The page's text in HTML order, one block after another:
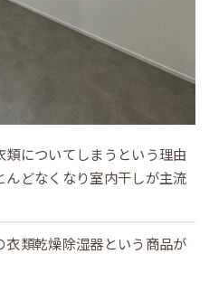
についてしまうという理由
どなくなり室内干しが主流
類乾燥除湿器という商品が